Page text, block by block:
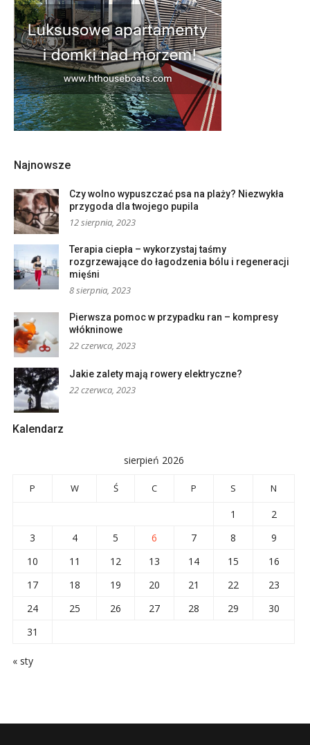
Najnowsze
Czy wolno wypuszczać psa na plaży? Niezwykła
przygoda dla twojego pupila
12 sierpnia, 2023
Terapia ciepła – wykorzystaj taśmy
rozgrzewające do łagodzenia bólu i regeneracji
mięśni
8 sierpnia, 2023
Pierwsza pomoc w przypadku ran – kompresy
włókninowe
22 czerwca, 2023
Jakie zalety mają rowery elektryczne?
22 czerwca, 2023
Kalendarz
sierpień 2026
P W Ś C P S N
1
2
3
4 5 6 7 8
9
10
11 12 13 14 15
16
17
18 19 20 21 22
23
24
25 26 27 28 29
30
31
« sty